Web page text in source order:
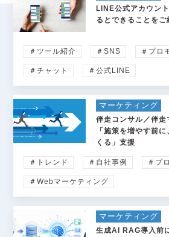
LINE公式アカウン
るとできることをご
＃ツール紹介 ＃SNS ＃プロ
＃チャット ＃公式LINE
マーケティング
伴走コンサル／伴走
「施策を増やす前
くる」支援
＃トレンド ＃自社事例 ＃プ
＃Webマーケティング
マーケティング
生成AI RAG導入前